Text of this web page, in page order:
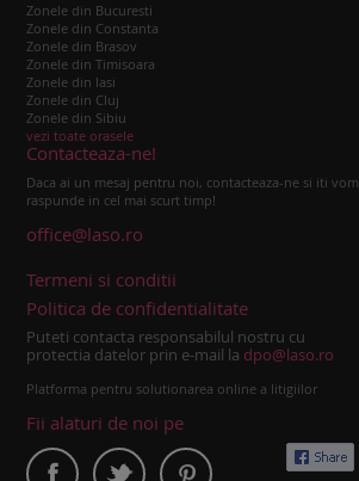
Zonele din Bucuresti
Zonele din Constanta
Zonele din Brasov
Zonele din Timisoara
Zonele din Iasi
Zonele din Cluj
Zonele din Sibiu
vezi toate orasele
Contacteaza-ne!
Daca ai un mesaj pentru noi, contacteaza-ne si iti vom
raspunde in cel mai scurt timp!
office@laso.ro
Termeni si conditii
Politica de confidentialitate
Puteti contacta responsabilul nostru cu
protectia datelor prin e-mail la dpo@laso.ro
Platforma pentru solutionarea online a litigiilor
Fii alaturi de noi pe